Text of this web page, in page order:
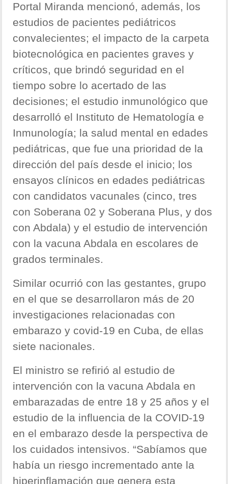
Portal Miranda mencionó, además, los
estudios de pacientes pediátricos
convalecientes; el impacto de la carpeta
biotecnológica en pacientes graves y
críticos, que brindó seguridad en el
tiempo sobre lo acertado de las
decisiones; el estudio inmunológico que
desarrolló el Instituto de Hematología e
Inmunología; la salud mental en edades
pediátricas, que fue una prioridad de la
dirección del país desde el inicio; los
ensayos clínicos en edades pediátricas
con candidatos vacunales (cinco, tres
con Soberana 02 y Soberana Plus, y dos
con Abdala) y el estudio de intervención
con la vacuna Abdala en escolares de
grados terminales.
Similar ocurrió con las gestantes, grupo
en el que se desarrollaron más de 20
investigaciones relacionadas con
embarazo y covid-19 en Cuba, de ellas
siete nacionales.
El ministro se refirió al estudio de
intervención con la vacuna Abdala en
embarazadas de entre 18 y 25 años y el
estudio de la influencia de la COVID-19
en el embarazo desde la perspectiva de
los cuidados intensivos. “Sabíamos que
había un riesgo incrementado ante la
hiperinflamación que genera esta